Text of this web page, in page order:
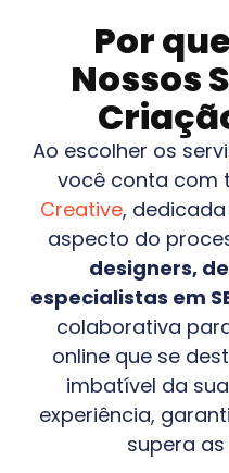
Por
Nossos
Ao escolher os
você conta com
Creative,
aspecto do
designers,
especialistas em
colaborativa
online que se
imbatível da
experiência,
supera